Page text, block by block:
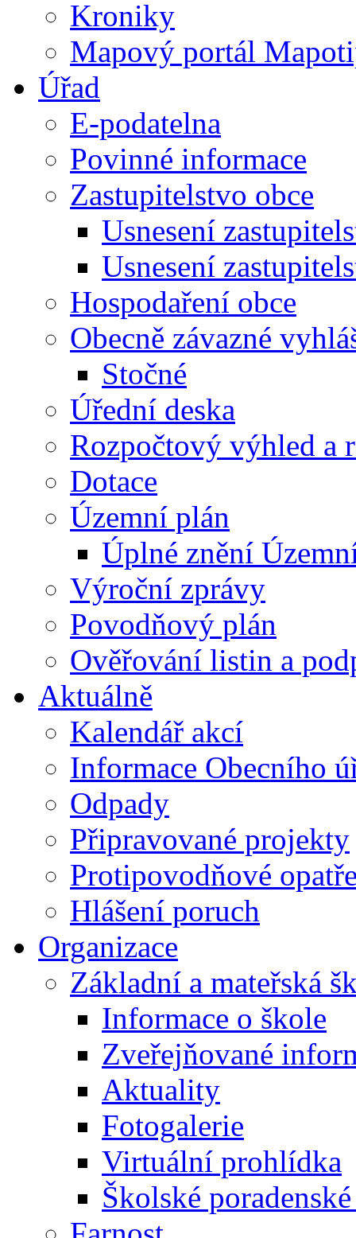
Kroniky
Mapový portál
Úřad
E-podatelna
Povinné informace
Zastupitelstvo obce
Usnesení
Usnesení
Hospodaření obce
Obecně závazné
Stočné
Úřední deska
Rozpočtový výhled a
Dotace
Územní plán
Úplné znění
Výroční zprávy
Povodňový plán
Ověřování listin a
Aktuálně
Kalendář akcí
Informace Obecního
Odpady
Připravované projekty
Protipovodňové
Hlášení poruch
Organizace
Základní a mateřská
Informace o škole
Zveřejňované
Aktuality
Fotogalerie
Virtuální prohlídka
Školské